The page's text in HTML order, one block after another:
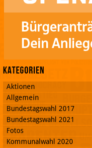
Kategorien
Aktionen
Allgemein
Bundestagswahl 2017
Bundestagswahl 2021
Fotos
Kommunalwahl 2020